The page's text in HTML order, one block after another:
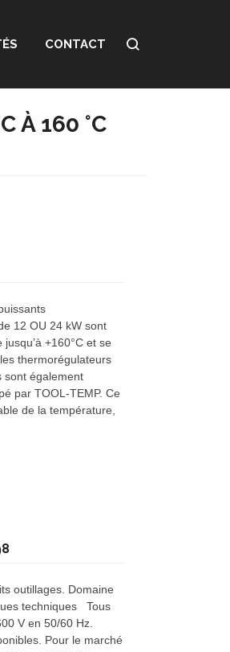
CONTACT RECHERCHE
À 160 °C
12 OU 24 kW sont
+160°C et se
thermorégulateurs
sont également
par TOOL-TEMP. Ce
de la température,
outillages. Domaine
techniques Tous
V en 50/60 Hz.
Pour le marché